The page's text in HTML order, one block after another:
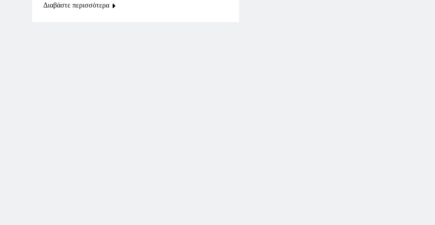
Διαβάστε περισσότερα